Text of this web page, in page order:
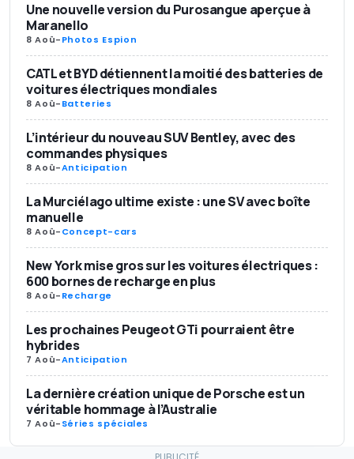
Une nouvelle version du Purosangue aperçue à
Maranello
8 Aoû-Photos Espion
CATL et BYD détiennent la moitié des batteries de
voitures électriques mondiales
8 Aoû-Batteries
L’intérieur du nouveau SUV Bentley, avec des
commandes physiques
8 Aoû-Anticipation
La Murciélago ultime existe : une SV avec boîte
manuelle
8 Aoû-Concept-cars
New York mise gros sur les voitures électriques :
600 bornes de recharge en plus
8 Aoû-Recharge
Les prochaines Peugeot GTi pourraient être
hybrides
7 Aoû-Anticipation
La dernière création unique de Porsche est un
véritable hommage à l’Australie
7 Aoû-Séries spéciales